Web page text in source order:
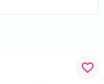
favorite_border